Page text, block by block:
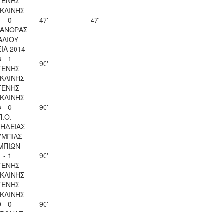
- 0
47' 47'
2014
- 1
90'
- 0
90'
- 1
90'
- 0
90'